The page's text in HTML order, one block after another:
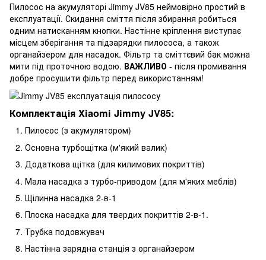
Пилосос на акумуляторі Jimmy JV85 неймовірно простий в
експлуатації. Скидання сміття після збирання робиться
одним натисканням кнопки. Настінне кріплення виступає
місцем зберігання та підзарядки пилососа, а також
органайзером для насадок. Фільтр та сміттєвий бак можна
мити під проточною водою. ВАЖЛИВО - після промивання
добре просушити фільтр перед використанням!
Комплектація Xiaomi Jimmy JV85:
Пилосос (з акумулятором)
Основна турбощітка (м'який валик)
Додаткова щітка (для килимових покриттів)
Мала насадка з турбо-приводом (для м'яких меблів)
Щілинна насадка 2-в-1
Плоска насадка для твердих покриттів 2-в-1.
Трубка подовжувач
Настінна зарядна станція з органайзером